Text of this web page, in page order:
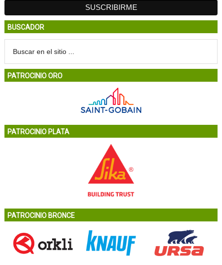
BUSCADOR
PATROCINIO ORO
PATROCINIO PLATA
PATROCINIO BRONCE